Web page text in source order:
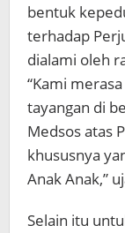
bentuk
terhadap
dialami oleh
“Kami
tayangan di
Medsos atas
khususnya
Anak Anak,”
Selain itu